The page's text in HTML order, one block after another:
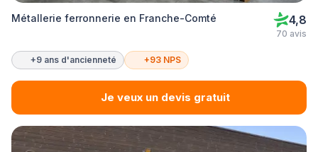
Métallerie ferronnerie en Franche-Comté 4,8
70 avis
+9 ans d'ancienneté +93 NPS
Je veux un devis gratuit